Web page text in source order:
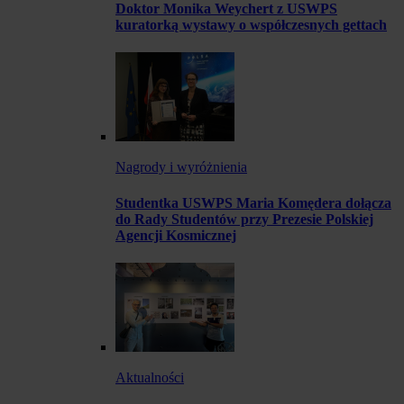
Doktor Monika Weychert z USWPS
kuratorką wystawy o współczesnych gettach
Nagrody i wyróżnienia
Studentka USWPS Maria Komędera dołącza
do Rady Studentów przy Prezesie Polskiej
Agencji Kosmicznej
Aktualności